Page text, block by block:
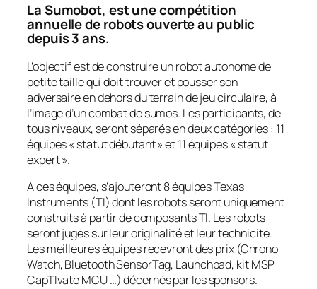
La Sumobot, est une compétition
annuelle de robots ouverte au public
depuis 3 ans.
L’objectif est de construire un robot autonome de
petite taille qui doit trouver et pousser son
adversaire en dehors du terrain de jeu circulaire, à
l’image d’un combat de sumos. Les participants, de
tous niveaux, seront séparés en deux catégories : 11
équipes « statut débutant » et 11 équipes « statut
expert ».
A ces équipes, s’ajouteront 8 équipes Texas
Instruments (TI) dont les robots seront uniquement
construits à partir de composants TI. Les robots
seront jugés sur leur originalité et leur technicité.
Les meilleures équipes recevront des prix (Chrono
Watch, Bluetooth SensorTag, Launchpad, kit MSP
CapTIvate MCU …) décernés par les sponsors.